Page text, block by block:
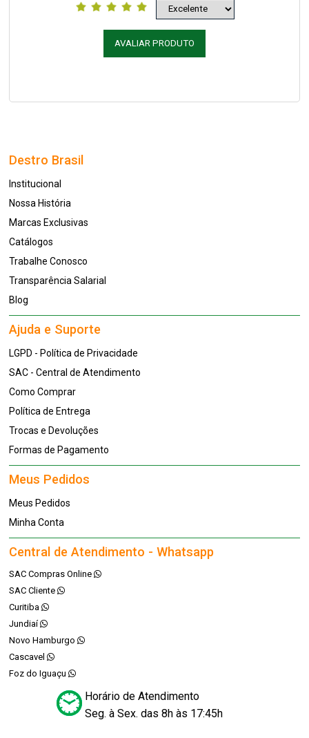
AVALIAR PRODUTO
Destro Brasil
Institucional
Nossa História
Marcas Exclusivas
Catálogos
Trabalhe Conosco
Transparência Salarial
Blog
Ajuda e Suporte
LGPD - Política de Privacidade
SAC - Central de Atendimento
Como Comprar
Política de Entrega
Trocas e Devoluções
Formas de Pagamento
Meus Pedidos
Meus Pedidos
Minha Conta
Central de Atendimento - Whatsapp
SAC Compras Online
SAC Cliente
Curitiba
Jundiaí
Novo Hamburgo
Cascavel
Foz do Iguaçu
Horário de Atendimento
Seg. à Sex. das 8h às 17:45h